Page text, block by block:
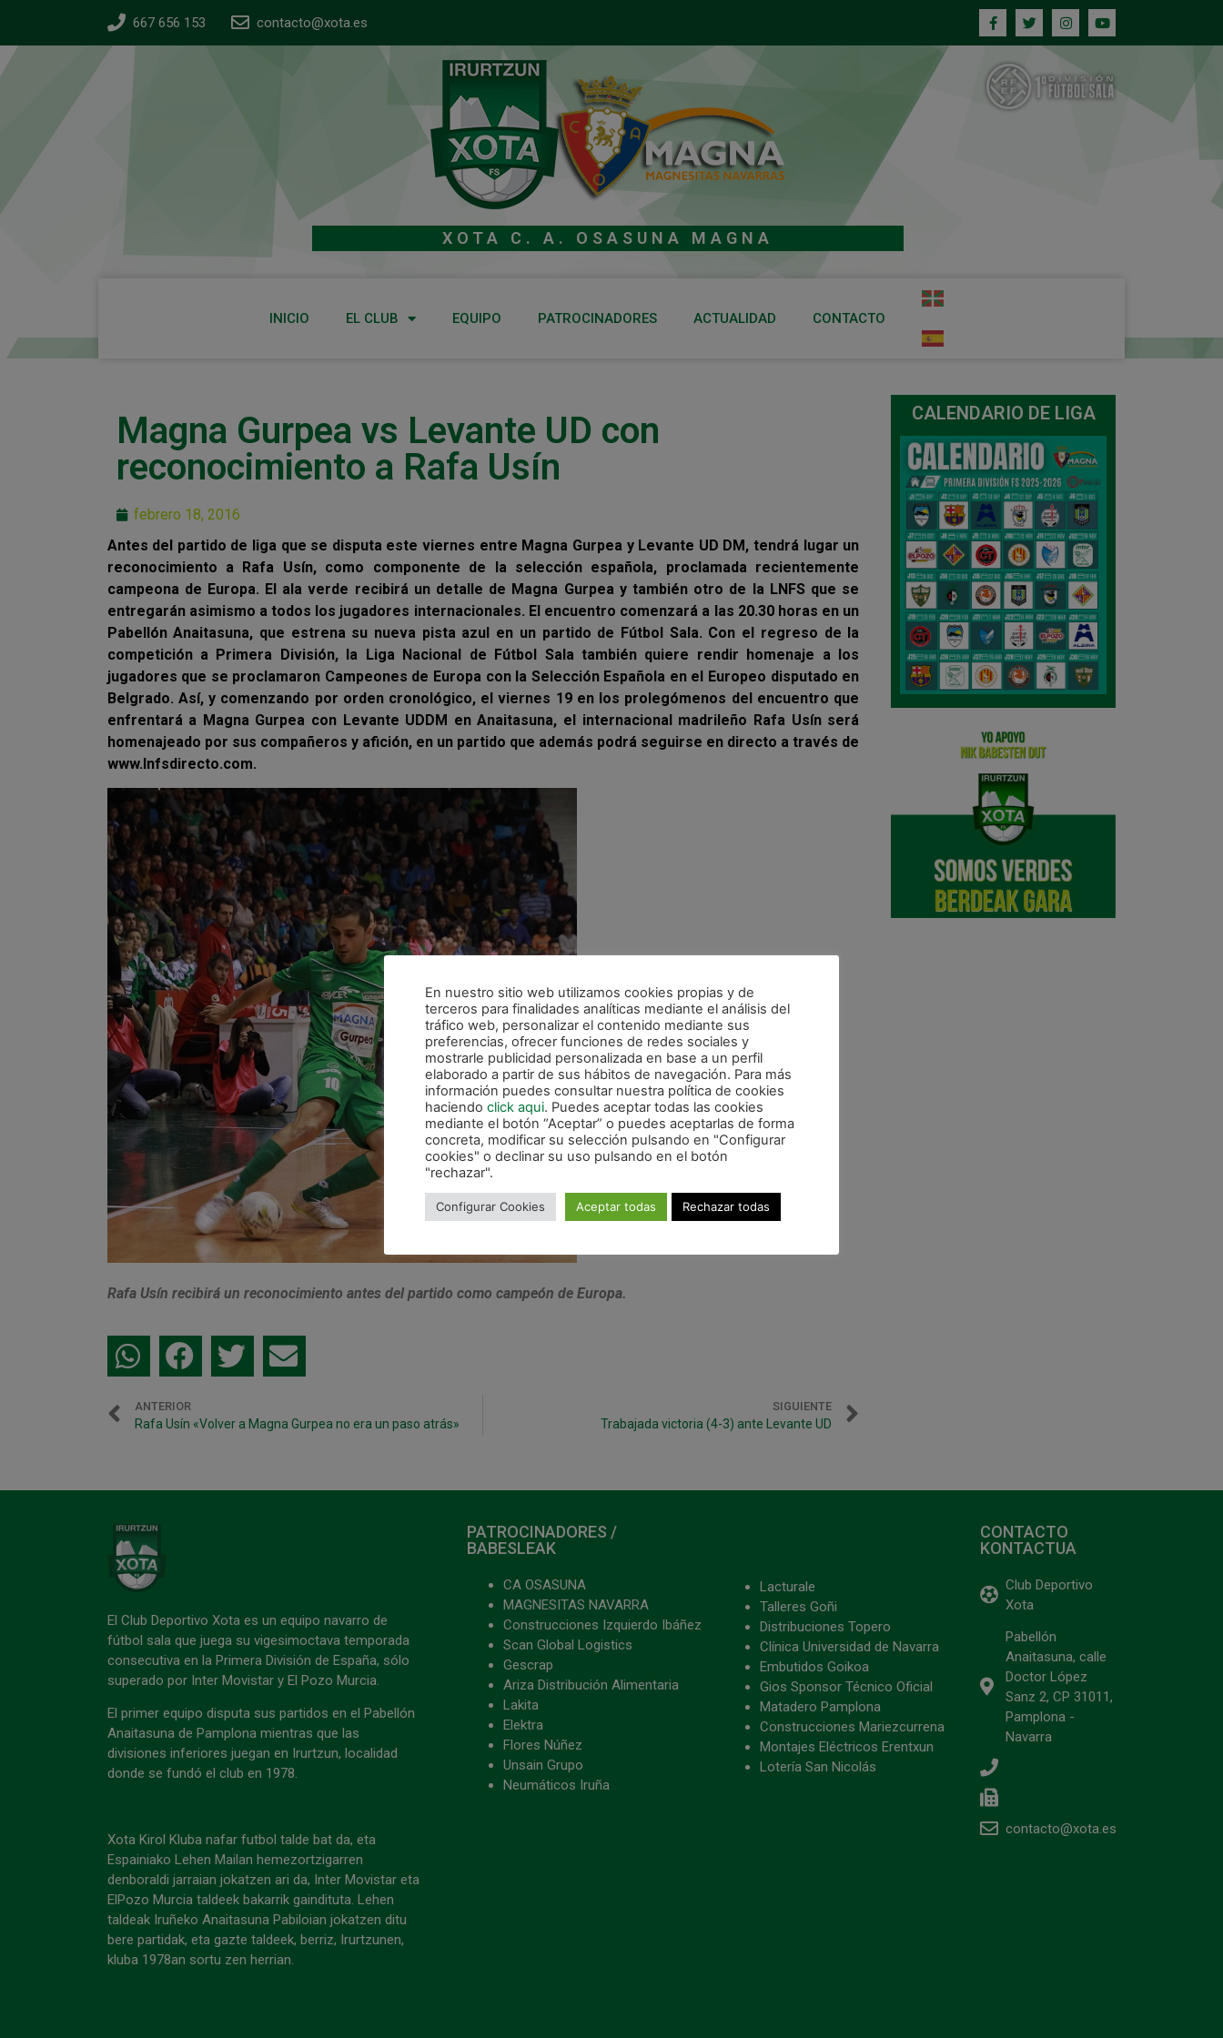
667 656 153 contacto@xota.es
XOTA C. A. OSASUNA MAGNA
INICIO EL CLUB EQUIPO PATROCINADORES ACTUALIDAD CONTACTO
Magna Gurpea vs Levante UD con
reconocimiento a Rafa Usín
febrero 18, 2016
Antes del partido de liga que se disputa este viernes entre Magna Gurpea y Levante UD DM, tendrá lugar un
reconocimiento a Rafa Usín, como componente de la selección española, proclamada recientemente
campeona de Europa. El ala verde recibirá un detalle de Magna Gurpea y también otro de la LNFS que se
entregarán asimismo a todos los jugadores internacionales. El encuentro comenzará a las 20.30 horas en un
Pabellón Anaitasuna, que estrena su nueva pista azul en un partido de Fútbol Sala. Con el regreso de la
competición a Primera División, la Liga Nacional de Fútbol Sala también quiere rendir homenaje a los
jugadores que se proclamaron Campeones de Europa con la Selección Española en el Europeo disputado en
Belgrado. Así, y comenzando por orden cronológico, el viernes 19 en los prolegómenos del encuentro que
enfrentará a Magna Gurpea con Levante UDDM en Anaitasuna, el internacional madrileño Rafa Usín será
homenajeado por sus compañeros y afición, en un partido que además podrá seguirse en directo a través de
www.lnfsdirecto.com.
Rafa Usín recibirá un reconocimiento antes del partido como campeón de Europa.
ANTERIOR
Rafa Usín «Volver a Magna Gurpea no era un paso atrás»
SIGUIENTE
Trabajada victoria (4-3) ante Levante UD
CALENDARIO DE LIGA
El Club Deportivo Xota es un equipo navarro de
fútbol sala que juega su vigesimoctava temporada
consecutiva en la Primera División de España, sólo
superado por Inter Movistar y El Pozo Murcia.
El primer equipo disputa sus partidos en el Pabellón
Anaitasuna de Pamplona mientras que las
divisiones inferiores juegan en Irurtzun, localidad
donde se fundó el club en 1978.
Xota Kirol Kluba nafar futbol talde bat da, eta
Espainiako Lehen Mailan hemezortzigarren
denboraldi jarraian jokatzen ari da, Inter Movistar eta
ElPozo Murcia taldeek bakarrik gaindituta. Lehen
taldeak Iruñeko Anaitasuna Pabiloian jokatzen ditu
bere partidak, eta gazte taldeek, berriz, Irurtzunen,
kluba 1978an sortu zen herrian.
PATROCINADORES /
BABESLEAK
CA OSASUNA
MAGNESITAS NAVARRA
Construcciones Izquierdo Ibáñez
Scan Global Logistics
Gescrap
Ariza Distribución Alimentaria
Lakita
Elektra
Flores Núñez
Unsain Grupo
Neumáticos Iruña
Lacturale
Talleres Goñi
Distribuciones Topero
Clínica Universidad de Navarra
Embutidos Goikoa
Gios Sponsor Técnico Oficial
Matadero Pamplona
Construcciones Mariezcurrena
Montajes Eléctricos Erentxun
Lotería San Nicolás
CONTACTO
KONTACTUA
Club Deportivo
Xota
Pabellón
Anaitasuna, calle
Doctor López
Sanz 2, CP 31011,
Pamplona -
Navarra
contacto@xota.es
En nuestro sitio web utilizamos cookies propias y de
terceros para finalidades analíticas mediante el análisis del
tráfico web, personalizar el contenido mediante sus
preferencias, ofrecer funciones de redes sociales y
mostrarle publicidad personalizada en base a un perfil
elaborado a partir de sus hábitos de navegación. Para más
información puedes consultar nuestra política de cookies
haciendo click aqui. Puedes aceptar todas las cookies
mediante el botón “Aceptar” o puedes aceptarlas de forma
concreta, modificar su selección pulsando en "Configurar
cookies" o declinar su uso pulsando en el botón
"rechazar".
Configurar Cookies Aceptar todas Rechazar todas